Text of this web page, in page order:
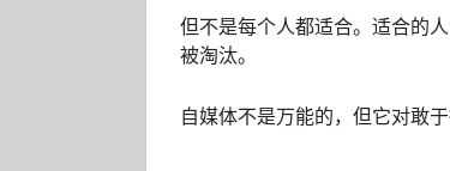
但不是每个人都适合。适合的
被淘汰。
自媒体不是万能的，但它对敢